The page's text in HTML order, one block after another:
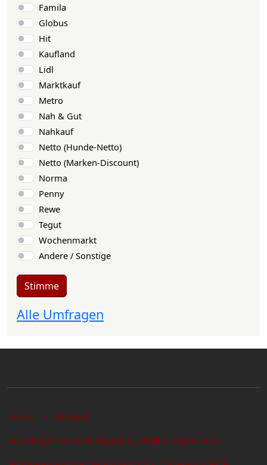
Famila
Globus
Hit
Kaufland
Lidl
Marktkauf
Metro
Nah & Gut
Nahkauf
Netto (Hunde-Netto)
Netto (Marken-Discount)
Norma
Penny
Rewe
Tegut
Wochenmarkt
Andere / Sonstige
Stimme
Alle Umfragen
Sekundärlinks
Home
Kontakt
Alle Angaben ohne Gewähr! | AGB & Impressum